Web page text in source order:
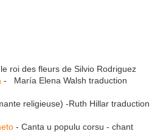
, le roi des fleurs de Silvio Rodriguez
- María Elena Walsh traduction
religieuse) -Ruth Hillar traduction
- Canta u populu corsu - chant